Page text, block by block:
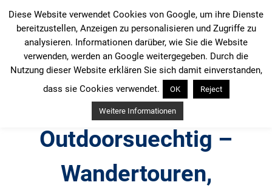
Inhalt
springen
Outdoorsuechtig –
Wandertouren,
Diese Website verwendet Cookies von Google, um ihre Dienste
bereitzustellen, Anzeigen zu personalisieren und Zugriffe zu
analysieren. Informationen darüber, wie Sie die Website
verwenden, werden an Google weitergegeben. Durch die
Nutzung dieser Website erklären Sie sich damit einverstanden,
dass sie Cookies verwendet.
OK Reject
Weitere Informationen